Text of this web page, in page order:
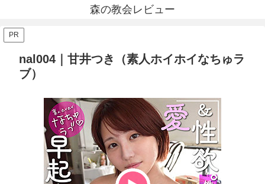
森の教会レビュー
PR
nal004｜甘井つき（素人ホイホイなちゅラ
ブ）